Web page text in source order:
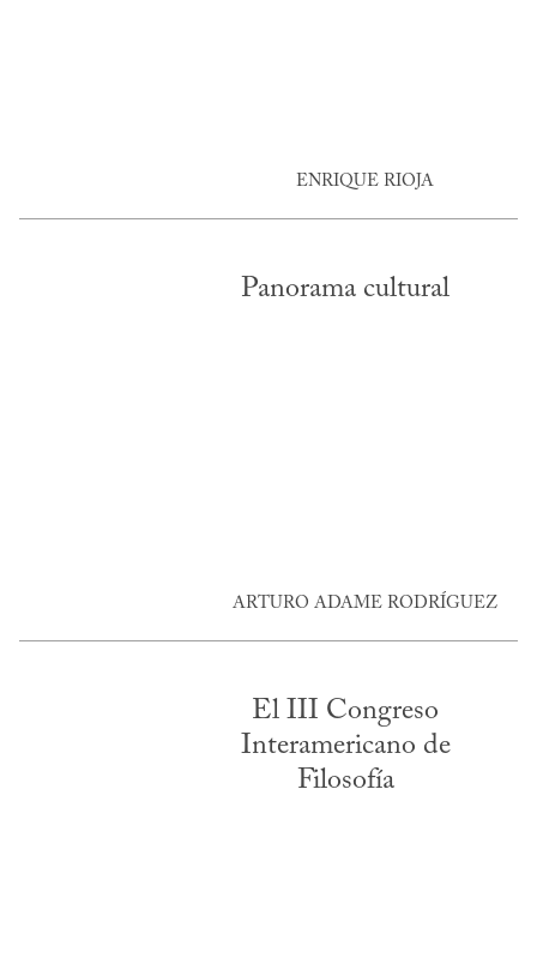
ENRIQUE RIOJA
Panorama cultural
ARTURO ADAME RODRÍGUEZ
El III Congreso
Interamericano de
Filosofía